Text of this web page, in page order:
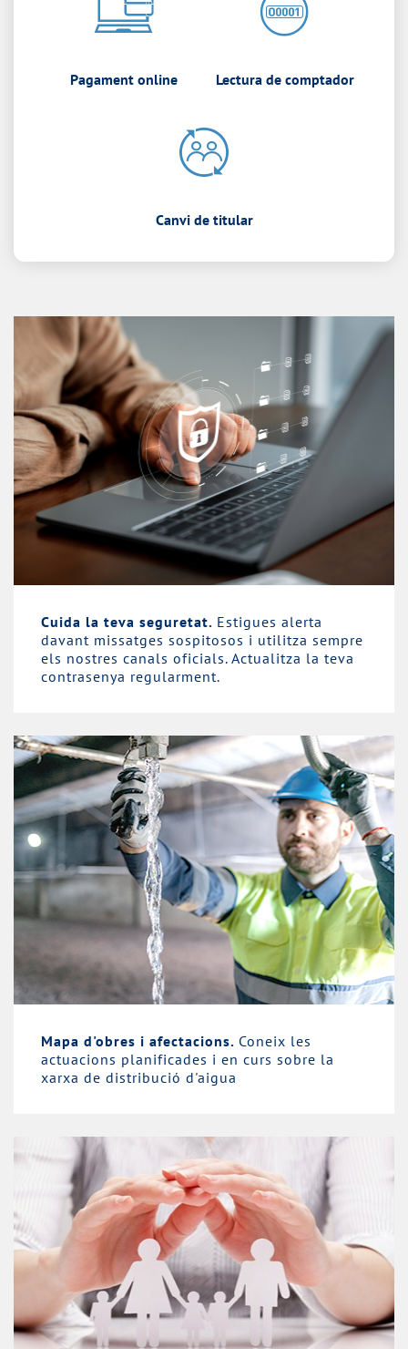
Pagament online Lectura de comptador
Canvi de titular
Cuida la teva seguretat. Estigues alerta
davant missatges sospitosos i utilitza sempre
els nostres canals oficials. Actualitza la teva
contrasenya regularment.
Mapa d'obres i afectacions. Coneix les
actuacions planificades i en curs sobre la
xarxa de distribució d'aigua